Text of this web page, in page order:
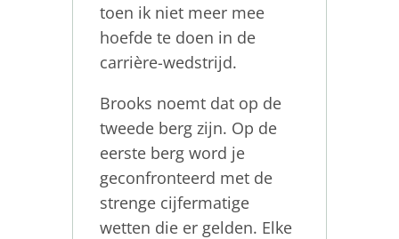
toen ik niet meer mee
hoefde te doen in de
carrière-wedstrijd.
Brooks noemt dat op de
tweede berg zijn. Op de
eerste berg word je
geconfronteerd met de
strenge cijfermatige
wetten die er gelden. Elke